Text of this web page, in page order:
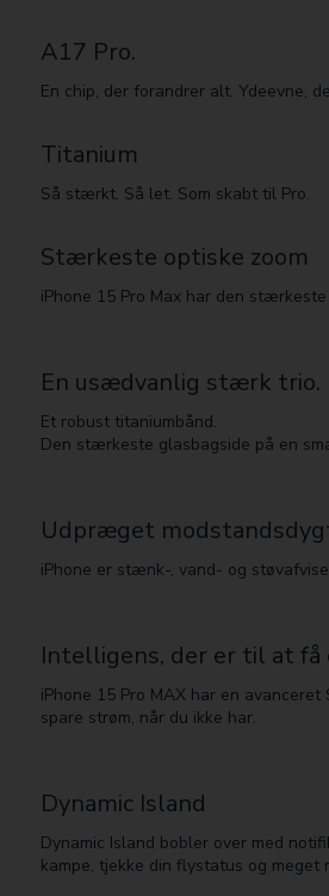
A17 Pro.
En chip, der forandrer alt. Ydeevne,
Titanium
Så stærkt. Så let. Som skabt til Pro.
Stærkeste optiske zoom
iPhone 15 Pro Max har den
En usædvanlig stærk trio.
Et robust titaniumbånd.
Den stærkeste glasbagside på en
Udpræget
iPhone er stænk-, vand- og
Intelligens, der er til at få
iPhone 15 Pro MAX har en
spare strøm, når du ikke har.
Dynamic Island
Dynamic Island bobler over med
kampe, tjekke din flystatus og meget